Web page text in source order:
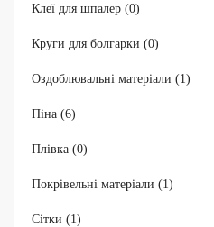
Клеї для шпалер (0)
Круги для болгарки (0)
Оздоблювальні матеріали (1)
Піна (6)
Плівка (0)
Покрівельні матеріали (1)
Сітки (1)